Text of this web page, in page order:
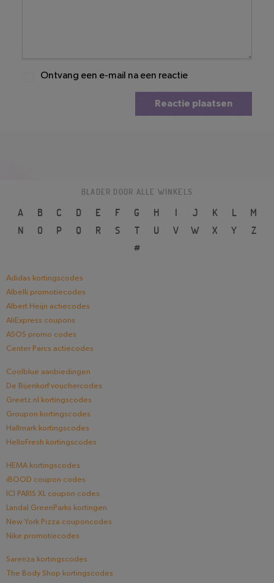
Ontvang een e-mail na een reactie
Reactie plaatsen
BLADER DOOR ALLE WINKELS
A B C D E F G H I J K L
M
N
O P Q R S T U V W X Y
Z
#
Adidas kortingscodes
Albelli promotiecodes
Albert Heijn actiecodes
AliExpress coupons
ASOS promo codes
Center Parcs actiecodes
Coolblue aanbiedingen
De Bijenkorf vouchercodes
Greetz.nl kortingscodes
Groupon kortingscodes
Hallmark kortingscodes
HelloFresh kortingscodes
HEMA kortingscodes
iBOOD coupon codes
ICI PARIS XL coupon codes
Landal GreenParks kortingen
New York Pizza couponcodes
Nike promotiecodes
Sarenza kortingscodes
The Body Shop kortingscodes